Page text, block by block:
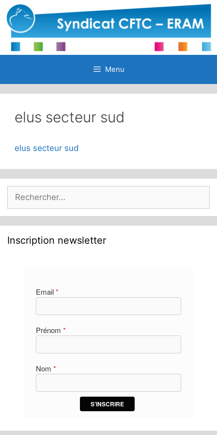
Aller
au
contenu
Menu
elus secteur sud
elus secteur sud
Rechercher :
Inscription newsletter
Email*
Prénom *
Nom *
S'INSCRIRE